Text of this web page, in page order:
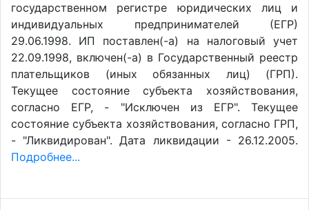
государственном регистре юридических лиц и
индивидуальных предпринимателей (ЕГР)
29.06.1998. ИП поставлен(-a) на налоговый учет
22.09.1998, включен(-a) в Государственный реестр
плательщиков (иных обязанных лиц) (ГРП).
Текущее состояние субъекта хозяйствования,
согласно ЕГР, - "Исключен из ЕГР". Текущее
состояние субъекта хозяйствования, согласно ГРП,
- "Ликвидирован". Дата ликвидации - 26.12.2005.
Подробнее...